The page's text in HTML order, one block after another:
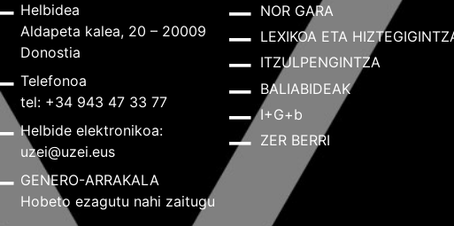
Helbidea
Aldapeta kalea, 20 – 20009
Donostia
Telefonoa
tel: +34 943 47 33 77
Helbide elektronikoa:
uzei@uzei.eus
GENERO-ARRAKALA
Hobeto ezagutu nahi zaitugu
NOR GARA
LEXIKOA ETA
ITZULPENGINTZA
BALIABIDEAK
I+G+b
ZER BERRI